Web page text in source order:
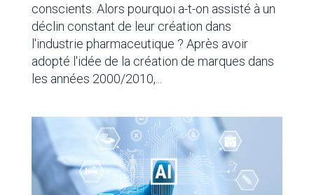
conscients. Alors pourquoi a-t-on assisté à un
déclin constant de leur création dans
l'industrie pharmaceutique ? Après avoir
adopté l'idée de la création de marques dans
les années 2000/2010,...